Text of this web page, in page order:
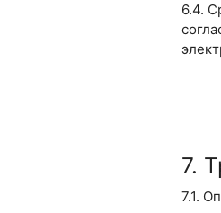
6.4.
7.
7.1.